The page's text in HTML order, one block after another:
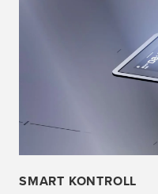
SMART KONTROLL